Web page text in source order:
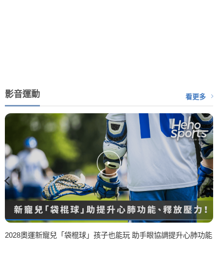
影音運動 看更多
2028奧運新寵兒「袋棍球」孩子也能玩 助手眼協調提升心肺功能